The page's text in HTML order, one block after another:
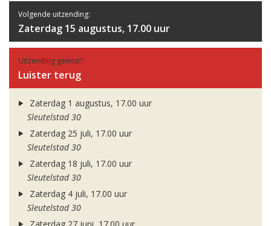
Volgende uitzending:
Zaterdag 15 augustus, 17.00 uur
Uitzending gemist?
Luister terug
Zaterdag 1 augustus, 17.00 uur
Sleutelstad 30
Zaterdag 25 juli, 17.00 uur
Sleutelstad 30
Zaterdag 18 juli, 17.00 uur
Sleutelstad 30
Zaterdag 4 juli, 17.00 uur
Sleutelstad 30